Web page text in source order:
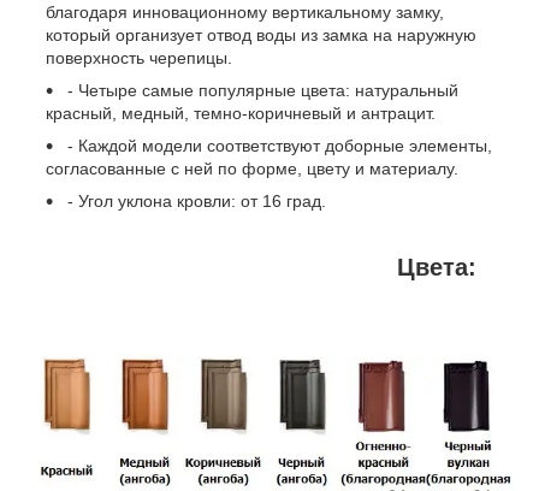
благодаря инновационному вертикальному замку,
который организует отвод воды из замка на наружную
поверхность черепицы.
- Четыре самые популярные цвета: натуральный
красный, медный, темно-коричневый и антрацит.
- Каждой модели соответствуют доборные элементы,
согласованные с ней по форме, цвету и материалу.
- Угол уклона кровли: от 16 град.
Цвета: